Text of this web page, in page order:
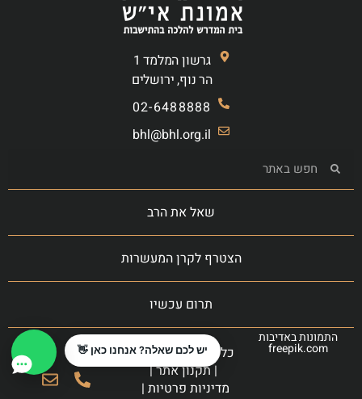
גרשון המלמד 1
הר נוף, ירושלים
02-6488888
bhl@bhl.org.il
שאל את הרב
הצטרף לקרן המעשרות
תרום עכשיו
התמונות באדיבות
freepik.com
כל הזכויות שמורות
|תקנון אתר|
מדיניות פרטיות |
יש לכם שאלה? אנחנו כאן 👋